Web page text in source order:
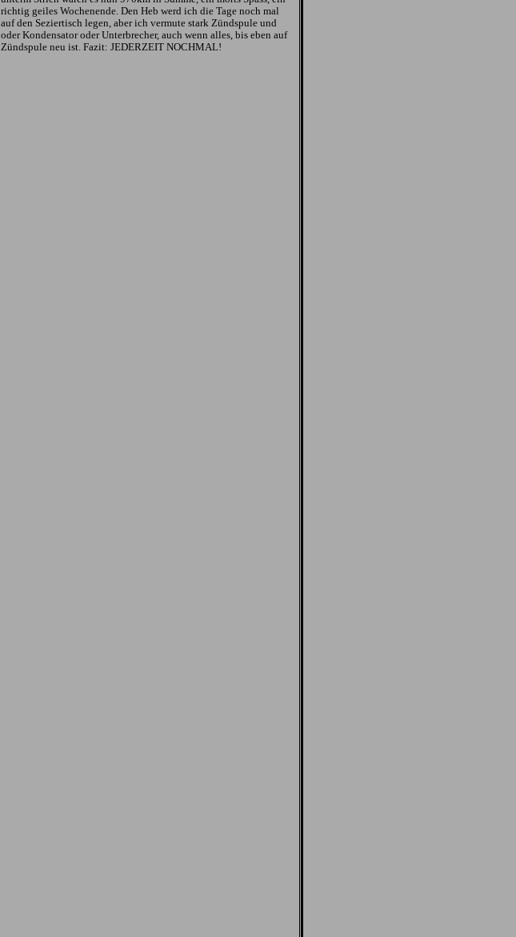
richtig geiles Wochenende. Den Heb werd ich die Tage noch mal
auf den Seziertisch legen, aber ich vermute stark Zündspule und
oder Kondensator oder Unterbrecher, auch wenn alles, bis eben auf
Zündspule neu ist. Fazit: JEDERZEIT NOCHMAL!